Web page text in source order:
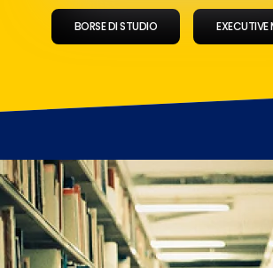
BORSE DI STUDIO EXECUTIVE